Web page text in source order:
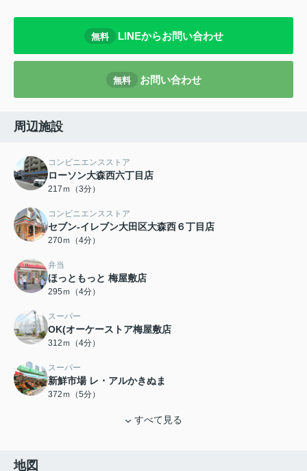
無料 LINEからお問い合わせ
無料 お問い合わせ
周辺施設
コンビニエンスストア
ローソン大森西六丁目店
217ｍ（3分）
コンビニエンスストア
セブン-イレブン大田区大森西６丁目店
270ｍ（4分）
弁当
ほっともっと 梅屋敷店
295ｍ（4分）
スーパー
OK(オーケーストア梅屋敷店
312ｍ（4分）
スーパー
新鮮市場 レ・アルかきぬま
372ｍ（5分）
すべて見る
地図